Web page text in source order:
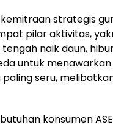
strategis
pilar aktivitas,
naik daun,
untuk
seru,
konsumen